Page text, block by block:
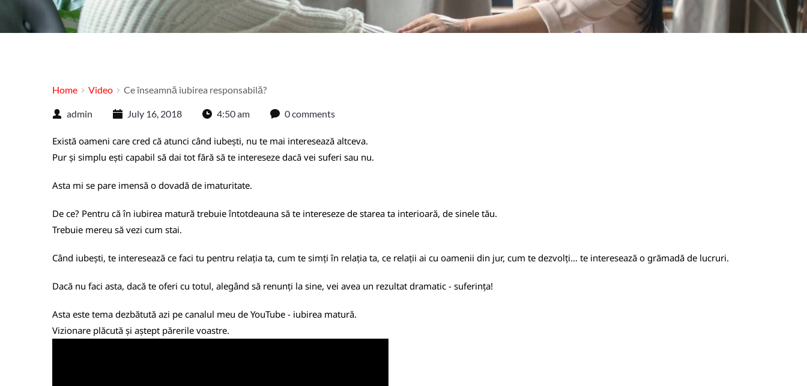
Home Video Ce înseamnă iubirea responsabilă?
admin July 16, 2018 4:50 am 0 comments
Există oameni care cred că atunci când iubești, nu te mai interesează altceva.
Pur și simplu ești capabil să dai tot fără să te intereseze dacă vei suferi sau nu.
Asta mi se pare imensă o dovadă de imaturitate.
De ce? Pentru că în iubirea matură trebuie întotdeauna să te intereseze de starea ta interioară, de sinele tău.
Trebuie mereu să vezi cum stai.
Când iubești, te interesează ce faci tu pentru relația ta, cum te simți în relația ta, ce relații ai cu oamenii din jur, cum te dezvolți... te interesează o grămadă de lucruri.
Dacă nu faci asta, dacă te oferi cu totul, alegând să renunți la sine, vei avea un rezultat dramatic - suferința!
Asta este tema dezbătută azi pe canalul meu de YouTube - iubirea matură.
Vizionare plăcută și aștept părerile voastre.